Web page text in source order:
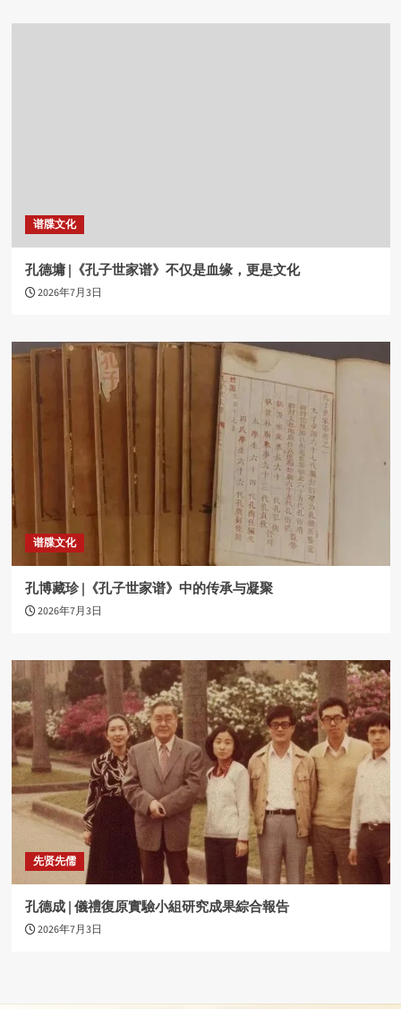
谱牒文化
孔德墉 |《孔子世家谱》不仅是血缘，更是文化
2026年7月3日
谱牒文化
孔博藏珍 |《孔子世家谱》中的传承与凝聚
2026年7月3日
先贤先儒
孔德成 | 儀禮復原實驗小組研究成果綜合報告
2026年7月3日